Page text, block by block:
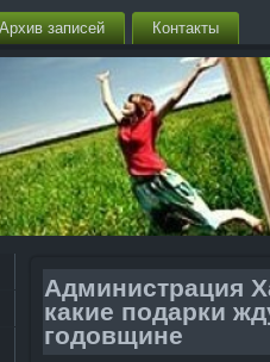
Архив записей Контакты
Администрация
какие подарки
годовщине